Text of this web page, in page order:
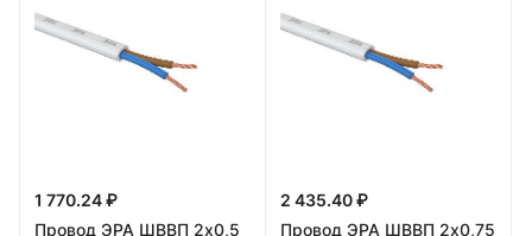
1 770.24 ₽
Провод ЭРА ШВВП 2х0,5
2 435.40 ₽
Провод ЭРА ШВВП 2х0,75